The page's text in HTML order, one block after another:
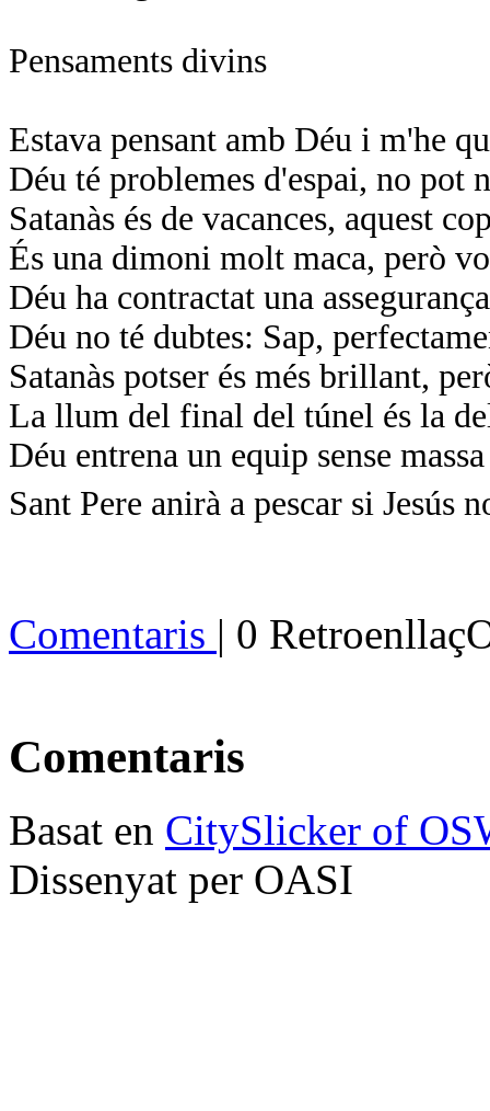
Pensaments divins
Estava pensant amb Déu i m'he
Déu té problemes d'espai, no pot
Satanàs és de vacances, aquest
És una dimoni molt maca, però
Déu ha contractat una
Déu no té dubtes: Sap,
Satanàs potser és més brillant,
La llum del final del túnel és la
Déu entrena un equip sense
Sant Pere anirà a pescar si Jesús
Comentaris | 0
Comentaris
Basat en CitySlicker of
Dissenyat per OASI